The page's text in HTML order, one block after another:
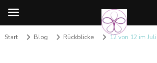
Start Blog Rückblicke 12 von 12 im